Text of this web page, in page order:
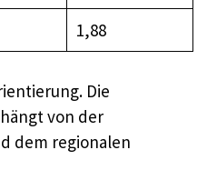
1,88
Die
von der
dem regionalen